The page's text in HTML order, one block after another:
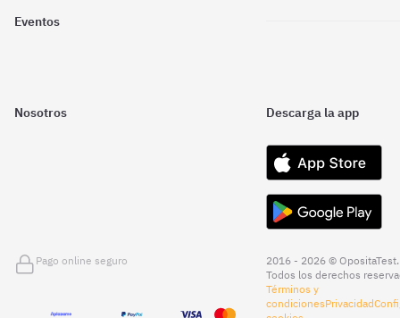
Eventos
Nosotros Descarga la app
Pago online seguro
2016 - 2026 © OpositaTest.
Todos los derechos
Términos y
condicionesPrivacidad